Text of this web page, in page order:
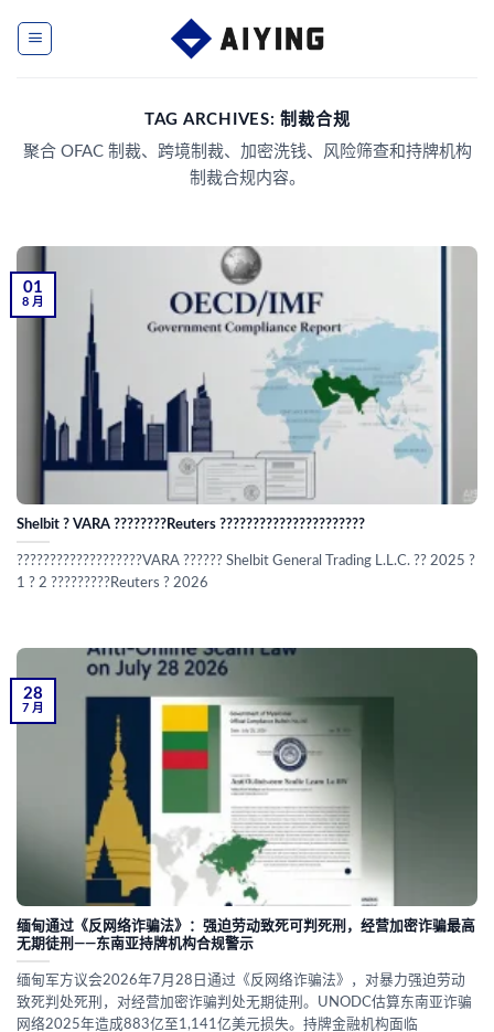
TAG ARCHIVES:制裁合规
聚合 OFAC 制裁、跨境制裁、加密洗钱、风险筛查和持牌机构
制裁合规内容。
Shelbit ? VARA ????????Reuters ??????????????????????
???????????????????VARA ?????? Shelbit General Trading L.L.C. ?? 2025 ?
1 ? 2 ?????????Reuters ? 2026
01
8 月
缅甸通过《反网络诈骗法》：强迫劳动致死可判死刑，经营加密诈骗最高
无期徒刑——东南亚持牌机构合规警示
缅甸军方议会2026年7月28日通过《反网络诈骗法》，对暴力强迫劳动
致死判处死刑，对经营加密诈骗判处无期徒刑。UNODC估算东南亚诈骗
网络2025年造成883亿至1,141亿美元损失。持牌金融机构面临
28
7 月